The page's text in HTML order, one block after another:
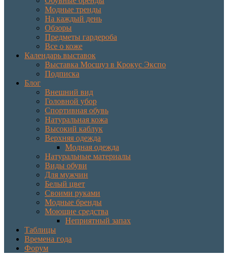
Модные тренды
На каждый день
Обзоры
Предметы гардероба
Все о коже
Календарь выставок
Выставка Мосшуз в Крокус Экспо
Подписка
Блог
Внешний вид
Головной убор
Спортивная обувь
Натуральная кожа
Высокий каблук
Верхняя одежда
Модная одежда
Натуральные материалы
Виды обуви
Для мужчин
Белый цвет
Своими руками
Модные бренды
Моющие средства
Неприятный запах
Таблицы
Времена года
Форум